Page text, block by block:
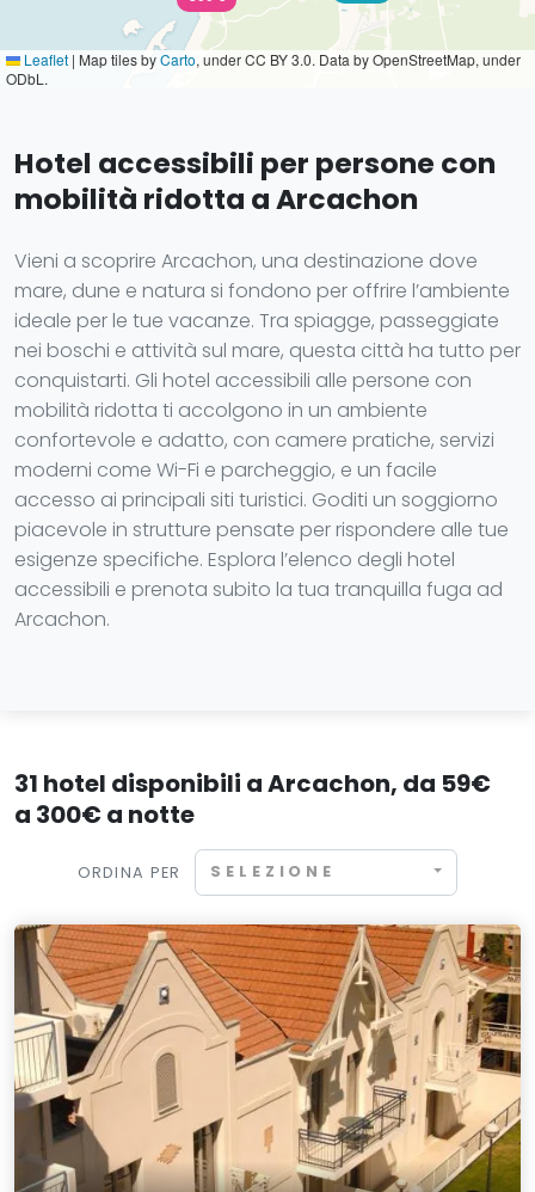
Leaflet | Map tiles byCarto, under CC BY 3.0. Data by OpenStreetMap, under
ODbL.
Hotel accessibili per persone con
mobilità ridotta a Arcachon
Vieni a scoprire Arcachon, una destinazione dove
mare, dune e natura si fondono per offrire l’ambiente
ideale per le tue vacanze. Tra spiagge, passeggiate
nei boschi e attività sul mare, questa città ha tutto per
conquistarti. Gli hotel accessibili alle persone con
mobilità ridotta ti accolgono in un ambiente
confortevole e adatto, con camere pratiche, servizi
moderni come Wi-Fi e parcheggio, e un facile
accesso ai principali siti turistici. Goditi un soggiorno
piacevole in strutture pensate per rispondere alle tue
esigenze specifiche. Esplora l’elenco degli hotel
accessibili e prenota subito la tua tranquilla fuga ad
Arcachon.
31 hotel disponibili a Arcachon, da 59€
a 300€ a notte
ORDINA PER SELEZIONE